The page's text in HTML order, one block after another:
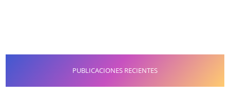
PUBLICACIONES RECIENTES